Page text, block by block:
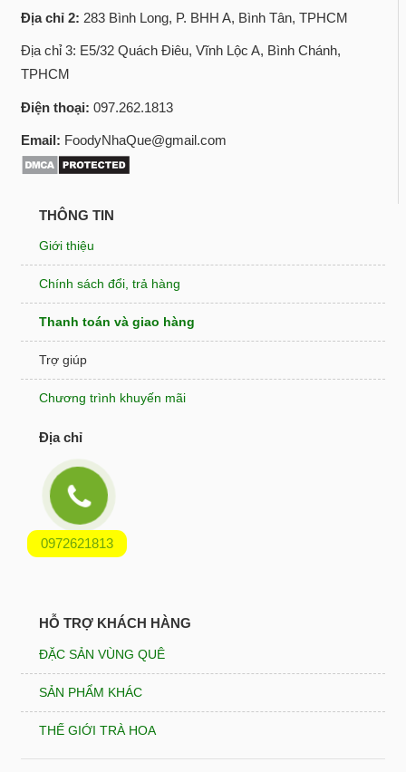
0972621813
Địa chỉ 2: 283 Bình Long, P. BHH A, Bình Tân, TPHCM
Địa chỉ 3: E5/32 Quách Điêu, Vĩnh Lộc A, Bình Chánh,
TPHCM
Điện thoại: 097.262.1813
Email: FoodyNhaQue@gmail.com
THÔNG TIN
Giới thiệu
Chính sách đổi, trả hàng
Thanh toán và giao hàng
Trợ giúp
Chương trình khuyến mãi
Địa chỉ
HỖ TRỢ KHÁCH HÀNG
ĐẶC SẢN VÙNG QUÊ
SẢN PHẨM KHÁC
THẾ GIỚI TRÀ HOA